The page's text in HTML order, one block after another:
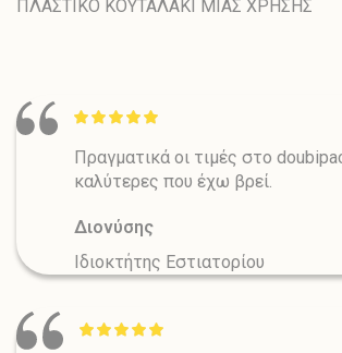
ΠΛΑΣΤΙΚΟ ΚΟΥΤΑΛΑΚΙ ΜΙΑΣ ΧΡΗΣΗΣ
Πραγματικά οι τιμές στο
καλύτερες που έχω βρεί.
Διονύσης
Ιδιοκτήτης Εστιατορίου